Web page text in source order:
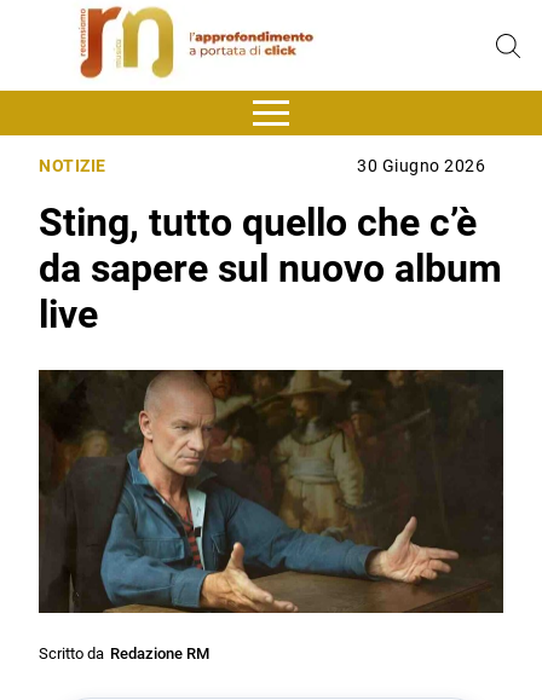
NOTIZIE 30 Giugno 2026
Sting, tutto quello che c’è
da sapere sul nuovo album
live
Scritto da Redazione RM